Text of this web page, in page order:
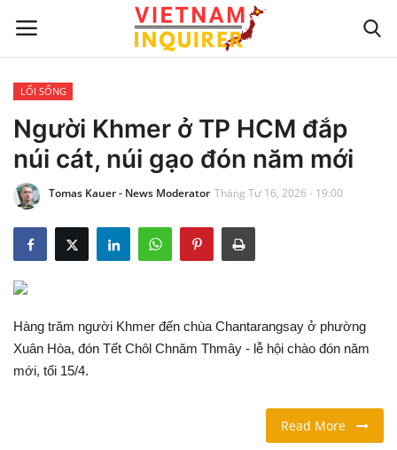
Trang chủ
Liên hệ
TIN TỨC THẾ GIỚI
CẬP NHẬT
CÔNG NGHỆ
LỐI SỐNG
Người Khmer ở TP HCM đắp
núi cát, núi gạo đón năm mới
Tomas Kauer - News Moderator Tháng Tư 16, 2026 - 19:00
Hàng trăm người Khmer đến chùa Chantarangsay ở phường
Xuân Hòa, đón Tết Chôl Chnăm Thmây - lễ hội chào đón năm
mới, tối 15/4.
Read More